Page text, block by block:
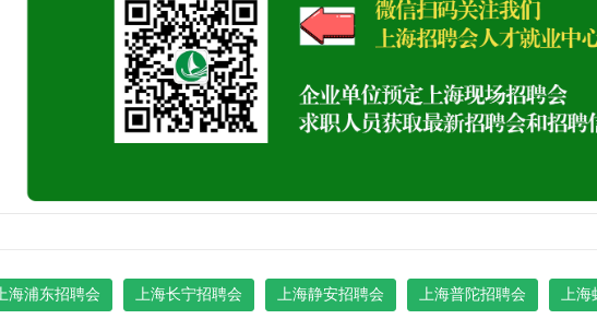
上海浦东招聘会 上海长宁招聘会 上海静安招聘会 上海普陀招聘会 上